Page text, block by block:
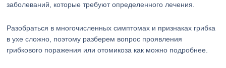
заболеваний, которые требуют определенного лечения.
Разобраться в многочисленных симптомах и признаках грибка
в ухе сложно, поэтому разберем вопрос проявления
грибкового поражения или отомикоза как можно подробнее.